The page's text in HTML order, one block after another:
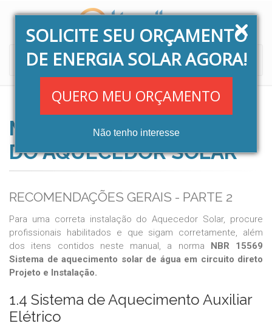
SOLICITE SEU ORÇAMENTO
DE ENERGIA SOLAR AGORA!
QUERO MEU ORÇAMENTO
Não tenho interesse
Toggle
MANUAL DE INSTALAÇÃO
DO AQUECEDOR SOLAR
RECOMENDAÇÕES GERAIS - PARTE 2
Para uma correta instalação do Aquecedor Solar, procure
profissionais habilitados e que sigam corretamente, além
dos itens contidos neste manual, a norma NBR 15569
Sistema de aquecimento solar de água em circuito direto
Projeto e Instalação.
1.4 Sistema de Aquecimento Auxiliar
Elétrico